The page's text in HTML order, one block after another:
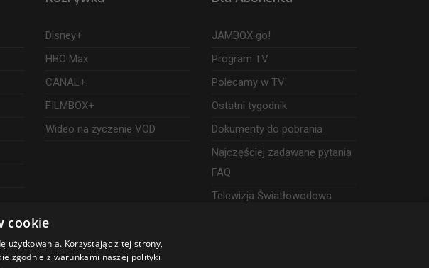
Disney+
HBO Max
CANAL+
FILMBOX+
Wideo na życzenie VOD
JAMBOX go!
Program TV
Polecamy w TV
Ostatni tygodnik
Dokumenty do pobrania
Najczęściej zadawane pytania
FAQ
Telewizja Światłowodowa
cookie
użytkowania. Korzystając z tej strony,
zgodnie z warunkami naszej polityki